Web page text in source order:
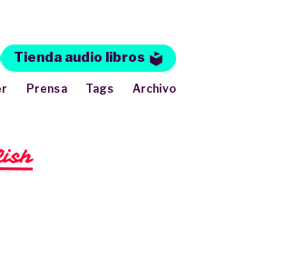
Tienda audio libros
Prensa Tags Archivo